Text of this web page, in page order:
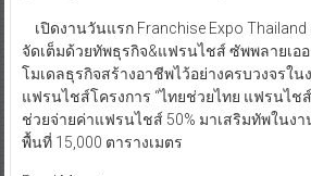
เปิดงานวันแรก Franchise Expo Thailand
จัดเต็มด้วยทัพธุรกิจ&แฟรนไชส์ ซัพพลายเอ
โมเดลธุรกิจสร้างอาชีพไว้อย่างครบวงจรใ
แฟรนไชส์โครงการ “ไทยช่วยไทย แฟรนไช
ช่วยจ่ายค่าแฟรนไชส์ 50% มาเสริมทัพในง
พื้นที่ 15,000 ตารางเมตร